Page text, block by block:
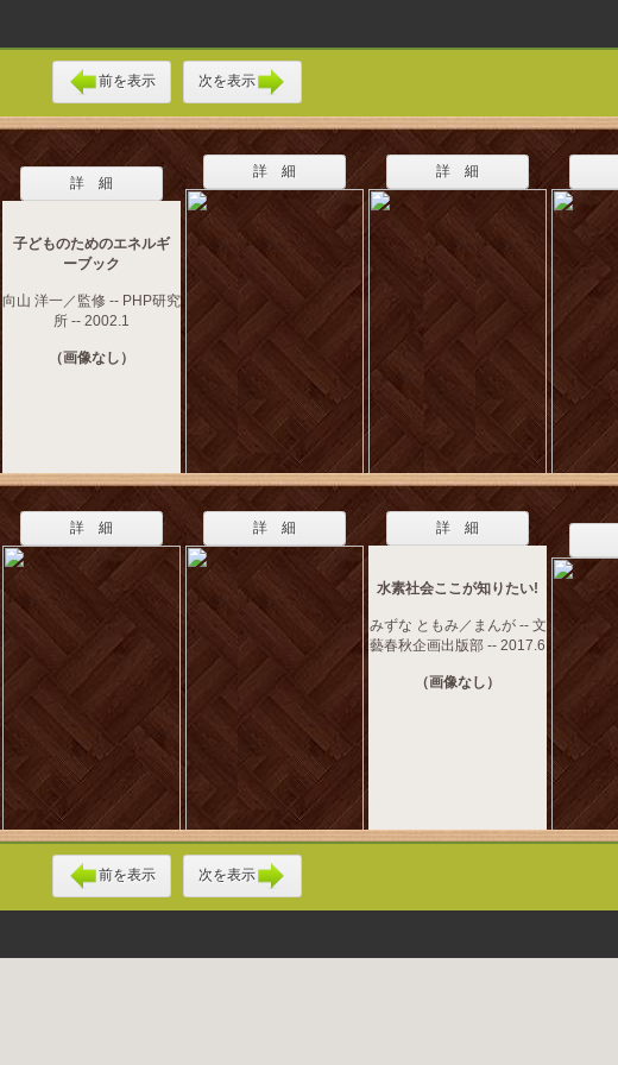
前を表示 次を表示
詳 細
子どものためのエネルギ
ーブック
向山 洋一／監修 -- PHP研究
所 -- 2002.1
（画像なし）
詳 細 詳 細
詳 細 詳 細 詳 細
水素社会ここが知りたい!
みずな ともみ／まんが -- 文
藝春秋企画出版部 -- 2017.6
（画像なし）
前を表示 次を表示